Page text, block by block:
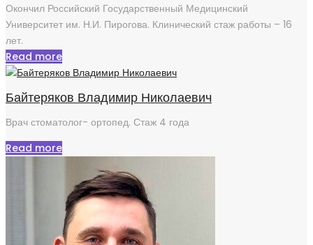
Окончил Российский Государственный Медицинский
Университет им. Н.И. Пирогова. Клинический стаж работы – 16
лет.
Read more
Байтеряков Владимир Николаевич
Врач стоматолог- ортопед. Стаж 4 года
Read more